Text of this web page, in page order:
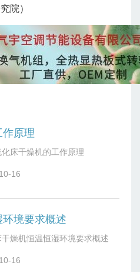
院）
原理
床干燥机的工作原理
16
境要求概述
燥机恒温恒湿环境要求概述
16